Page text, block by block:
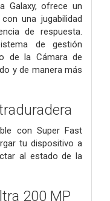
Galaxy, ofrece un
una jugabilidad
de respuesta.
de gestión
de la Cámara de
y de manera más
con Super Fast
tu dispositivo a
al estado de la
200 MP